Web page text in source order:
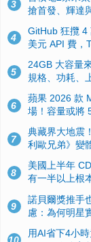
3
搶首發、輝達
4
GitHub 狂攬 4
美元 API 費，
5
24GB 大容量
規格、功耗、
6
蘋果 2026 款
場！容量或將
7
典藏界大地震
利歐兄弟》變
8
美國上半年
有一半以上根
9
諾貝爾獎推手
慮：為何明星
用AI省下4小